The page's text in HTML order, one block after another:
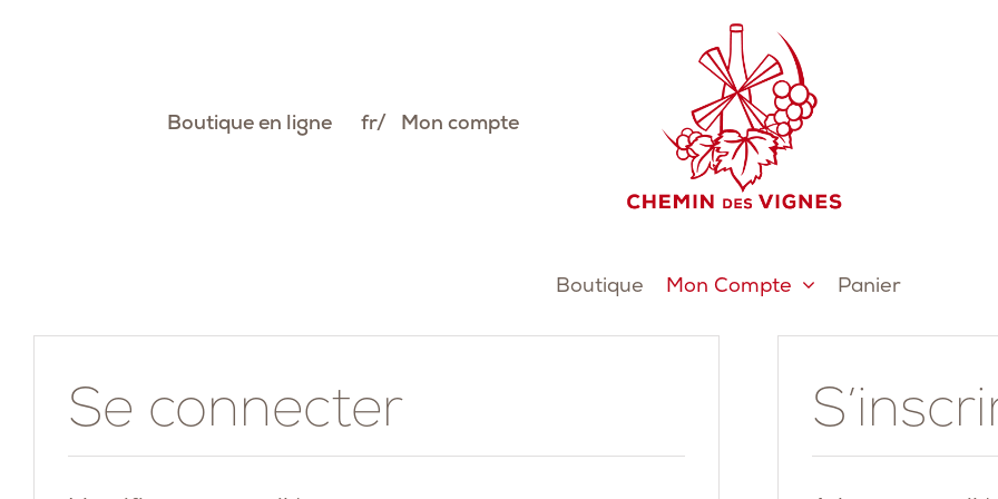
Boutique en ligne fr Mon compte
Boutique Mon Compte Panier
Se connecter